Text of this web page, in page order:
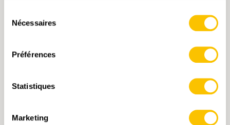
Nécessaires
Préférences
Statistiques
Marketing